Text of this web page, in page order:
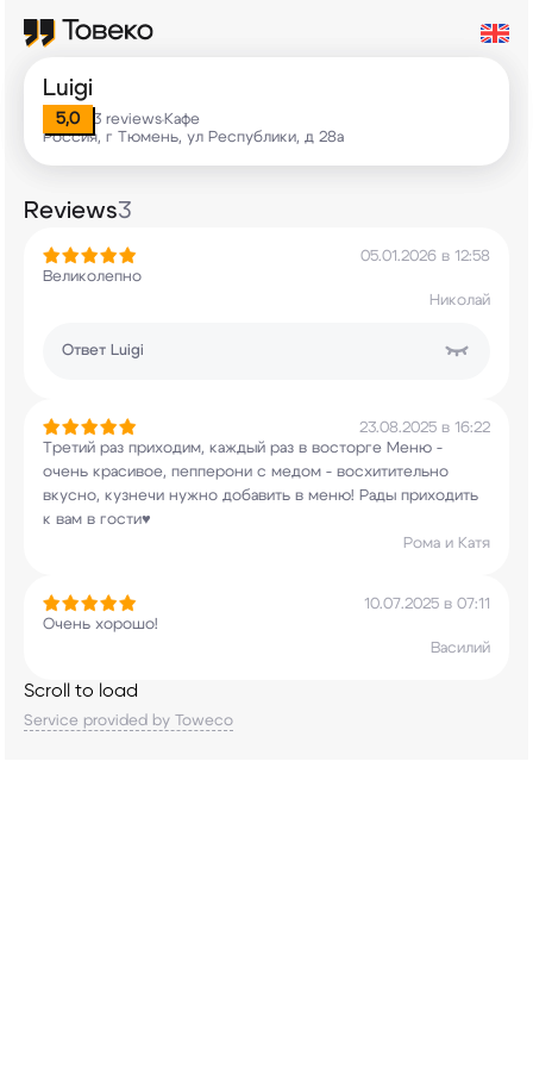
Luigi
5,0 3 reviews•Кафе
Россия, г Тюмень, ул Республики, д 28а
Reviews3
05.01.2026 в 12:58
Великолепно
Николай
Ответ Luigi
23.08.2025 в 16:22
Третий раз приходим, каждый раз в восторге Меню -
очень красивое, пепперони с медом - восхитительно
вкусно, кузнечи нужно добавить в меню! Рады приходить
к вам в гости♥️
Рома и Катя
10.07.2025 в 07:11
Очень хорошо!
Василий
Scroll to load
Service provided by Toweco